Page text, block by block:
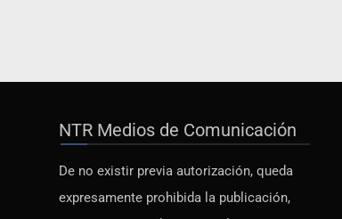
NTR Medios de Comunicación
De no existir previa autorización, queda
expresamente prohibida la publicación,